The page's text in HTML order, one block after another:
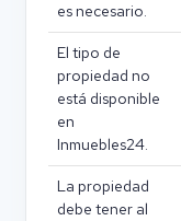
es necesario.
El tipo de
propiedad no
está disponible
en
Inmuebles24.
La propiedad
debe tener al